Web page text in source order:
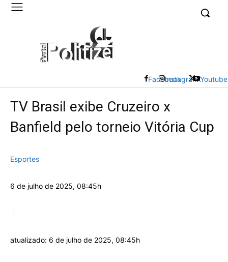
FacebookInstagramXYoutube
TV Brasil exibe Cruzeiro x
Banfield pelo torneio Vitória Cup
Esportes
6 de julho de 2025, 08:45h
atualizado: 6 de julho de 2025, 08:45h